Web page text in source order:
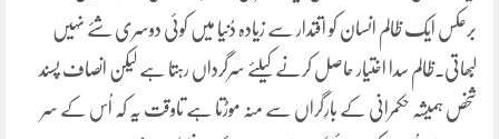
برعکس ایک ظالم انسان کو اقتدار سے زیادہ دُنیا میں کوئی دوسری شئے نہیں
لُبھاتی۔ظالم سدا اختیار حاصل کرنے کیلئے سرگرداں رہتا ہے لیکن انصاف پسند
شخص ہمیشہ حکمرانی کے بارِگراں سے منہ موڑتا ہے تاوقت یہ کہ اُس کے سر